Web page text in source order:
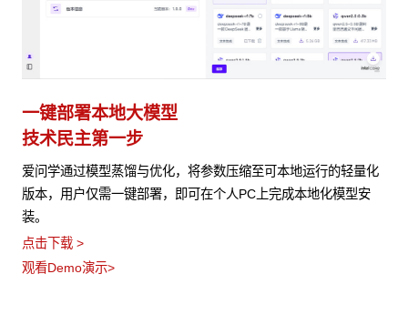
一键部署本地大模型
技术民主第一步
爱问学通过模型蒸馏与优化，将参数压缩至可本地运行的轻量化
版本，用户仅需一键部署，即可在个人PC上完成本地化模型安
装。
点击下载 >
观看Demo演示>